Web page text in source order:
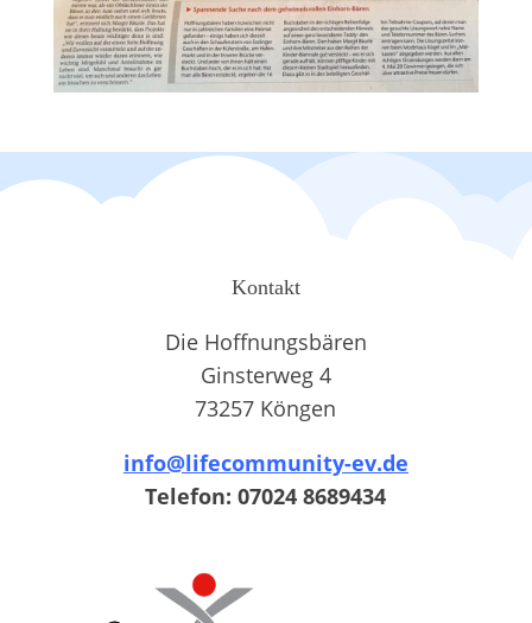
Kontakt
Die Hoffnungsbären
Ginsterweg 4
73257 Köngen
info@lifecommunity-ev.de
Telefon: 07024 8689434